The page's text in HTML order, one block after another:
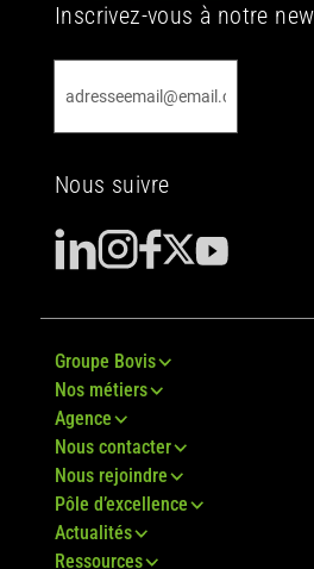
Inscrivez-vous à notre
Nous suivre
Groupe Bovis
Nos métiers
Agence
Nous contacter
Nous rejoindre
Pôle d’excellence
Actualités
Ressources